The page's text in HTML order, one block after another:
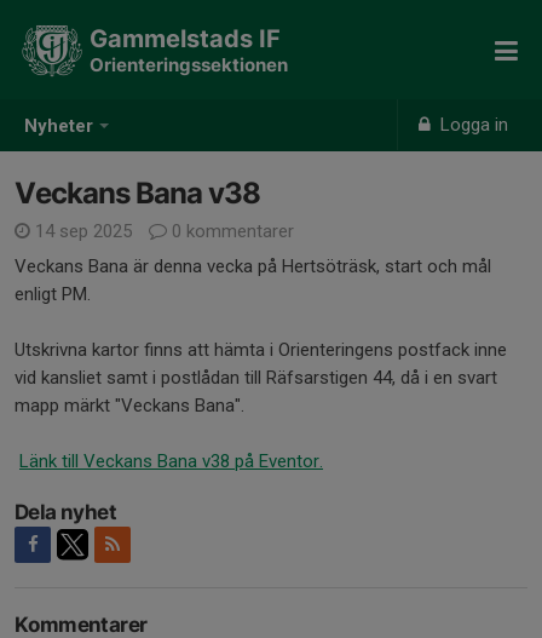
Nyheter Logga in
Gammelstads IF
Orienteringssektionen
Veckans Bana v38
14 sep 2025
0 kommentarer
Veckans Bana är denna vecka på Hertsöträsk, start och mål
enligt PM.
Utskrivna kartor finns att hämta i Orienteringens postfack inne
vid kansliet samt i postlådan till Räfsarstigen 44, då i en svart
mapp märkt "Veckans Bana".
Länk till Veckans Bana v38 på Eventor.
Dela nyhet
Kommentarer